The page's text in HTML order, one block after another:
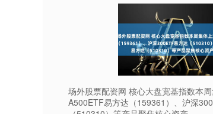
场外股票配资网 核心大盘宽基指数本周
A500ETF易方达（159361）、沪深